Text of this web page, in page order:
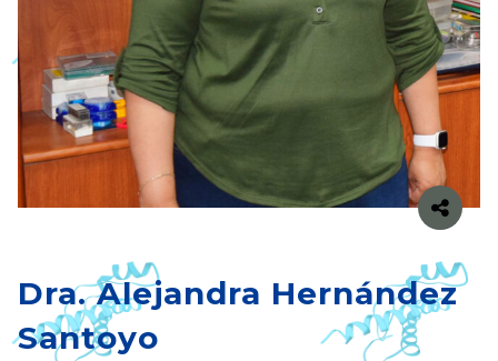
Dra. Alejandra Hernández
Santoyo